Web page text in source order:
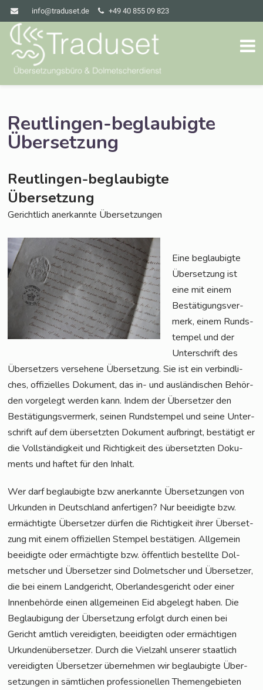
info@traduset.de +49 40 855 09 823
Reutlingen-beglaubigte
Übersetzung
Reutlingen-beglaubigte
Übersetzung
Gericht­lich aner­kann­te Übersetzungen
Eine beglau­big­te
Über­set­zung ist
eine mit einem
Bestä­ti­gungs­ver­
merk, einem Rund­s­
tem­pel und der
Unter­schrift des
Über­set­zers ver­se­he­ne Über­set­zung. Sie ist ein ver­bind­li­
ches, offi­zi­el­les Doku­ment, das in- und aus­län­di­schen Behör­
den vor­ge­legt wer­den kann. Indem der Über­set­zer den
Bestä­ti­gungs­ver­merk, sei­nen Rund­s­tem­pel und sei­ne Unter­
schrift auf dem über­setz­ten Doku­ment auf­bringt, bestä­tigt er
die Voll­stän­dig­keit und Rich­tig­keit des über­setz­ten Doku­
ments und haf­tet für den Inhalt.
Wer darf beglau­big­te bzw aner­kann­te Über­set­zun­gen von
Urkun­den in Deutsch­land anfer­ti­gen? Nur beei­dig­te bzw.
ermäch­tig­te Über­set­zer dür­fen die Rich­tig­keit ihrer Über­set­
zung mit einem offi­zi­el­len Stem­pel bestä­ti­gen. All­ge­mein
beei­dig­te oder ermäch­tig­te bzw. öffent­lich bestell­te Dol­
met­scher und Über­set­zer sind Dol­met­scher und Über­set­zer,
die bei einem Land­ge­richt, Ober­lan­des­ge­richt oder einer
Innen­be­hör­de einen all­ge­mei­nen Eid abge­legt haben. Die
Beglau­bi­gung der Über­set­zung erfolgt durch einen bei
Gericht amt­lich ver­ei­dig­ten, beei­dig­ten oder ermäch­ti­gen
Urkun­den­über­set­zer. Durch die Viel­zahl unse­rer staat­lich
ver­ei­dig­ten Über­set­zer über­neh­men wir beglau­big­te Über­
set­zun­gen in sämt­li­chen pro­fes­sio­nel­len The­men­ge­bie­ten